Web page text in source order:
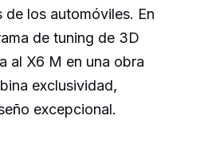
de los automóviles. En
de tuning de 3D
al X6 M en una obra
exclusividad,
excepcional.